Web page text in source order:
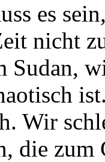
es
nicht
Sudan,
Wir
die